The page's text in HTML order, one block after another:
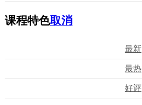
课程特色取消
最新
最热
好评